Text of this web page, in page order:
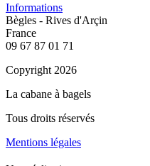
Informations
Bègles - Rives d'Arçin
France
09 67 87 01 71
Copyright 2026
La cabane à bagels
Tous droits réservés
Mentions légales